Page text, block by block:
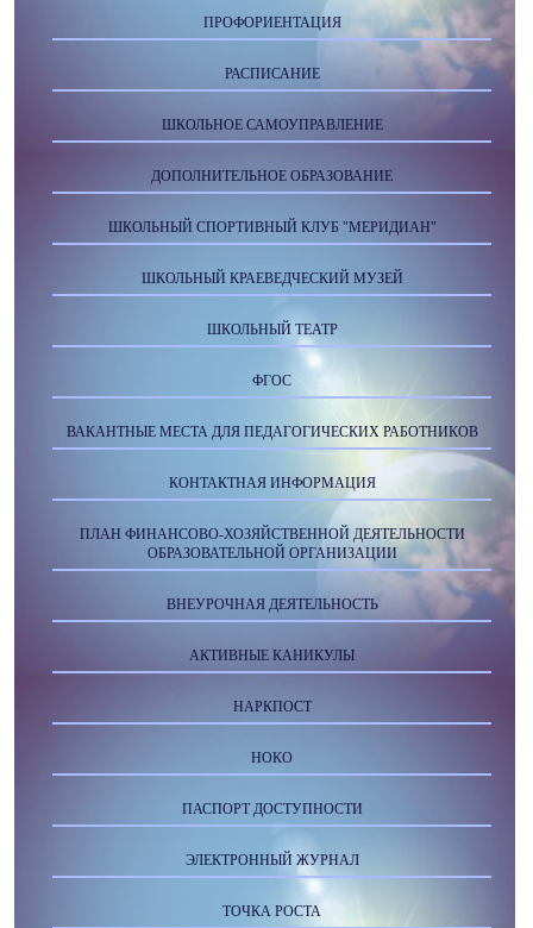
ПРОФОРИЕНТАЦИЯ
РАСПИСАНИЕ
ШКОЛЬНОЕ САМОУПРАВЛЕНИЕ
ДОПОЛНИТЕЛЬНОЕ ОБРАЗОВАНИЕ
ШКОЛЬНЫЙ СПОРТИВНЫЙ КЛУБ "МЕРИДИАН"
ШКОЛЬНЫЙ КРАЕВЕДЧЕСКИЙ МУЗЕЙ
ШКОЛЬНЫЙ ТЕАТР
ФГОС
ВАКАНТНЫЕ МЕСТА ДЛЯ ПЕДАГОГИЧЕСКИХ РАБОТНИКОВ
КОНТАКТНАЯ ИНФОРМАЦИЯ
ПЛАН ФИНАНСОВО-ХОЗЯЙСТВЕННОЙ ДЕЯТЕЛЬНОСТИ
ОБРАЗОВАТЕЛЬНОЙ ОРГАНИЗАЦИИ
ВНЕУРОЧНАЯ ДЕЯТЕЛЬНОСТЬ
АКТИВНЫЕ КАНИКУЛЫ
НАРКПОСТ
НОКО
ПАСПОРТ ДОСТУПНОСТИ
ЭЛЕКТРОННЫЙ ЖУРНАЛ
ТОЧКА РОСТА